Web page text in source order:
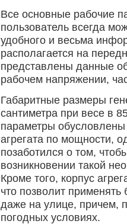
Все основные рабочие
пользователь всегда
удобного и весьма
располагается на
представлены данные
рабочем напряжении,
Габаритные размеры
сантиметра при весе в
параметры обусловлены
агрегата по мощности,
позаботился о том,
возникновении такой
Кроме того, корпус
что позволит
даже на улице, причем,
погодных условиях.